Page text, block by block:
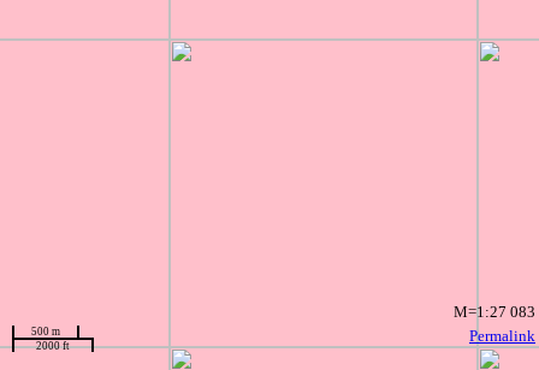
Permalink
500 m
2000 ft
M=1:27 083